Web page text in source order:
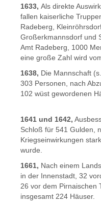
1633, Als direkte
fallen kaiserliche
Radeberg,
Großerkmannsdorf und
Amt Radeberg, 1000
eine große Zahl wird
1638, Die Mannschaft
303 Personen, nach
102 wüst gewordenen
1641 und 1642,
Schloß für 541 Gulden,
Kriegseinwirkungen
wurde.
1661, Nach einem
in der Innenstadt, 32
26 vor dem Pirnaischen
insgesamt 224 Häuser.